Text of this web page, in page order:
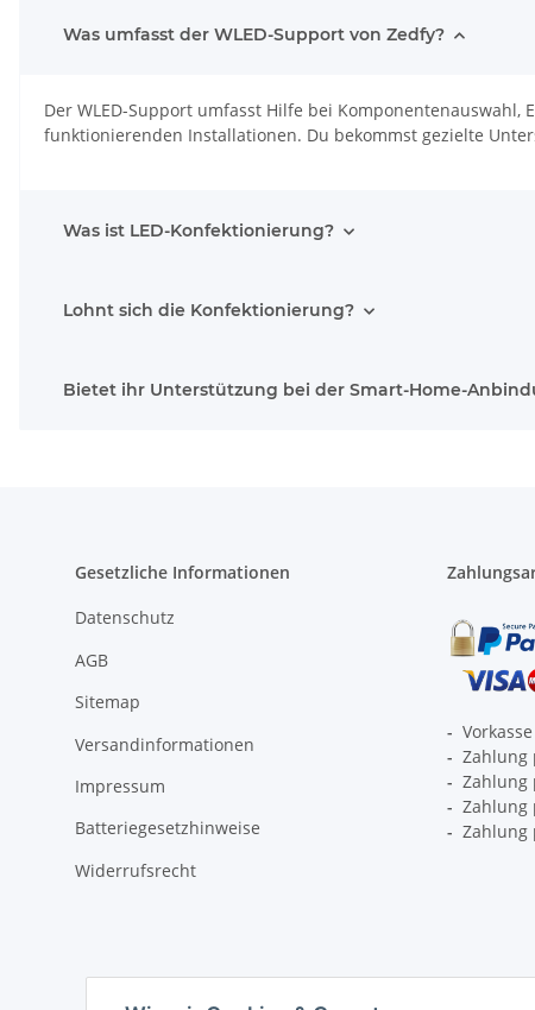
Was umfasst der WLED-Support von Zedfy?
Der WLED-Support umfasst Hilfe bei
funktionierenden Installationen. Du bekommst gezielte
Was ist LED-Konfektionierung?
Lohnt sich die Konfektionierung?
Bietet ihr Unterstützung bei der Smart-Home-
Gesetzliche Informationen
Datenschutz
AGB
Sitemap
Versandinformationen
Impressum
Batteriegesetzhinweise
Widerrufsrecht
-
- Zahlung
- Zahlung
- Zahlung
- Zahlung